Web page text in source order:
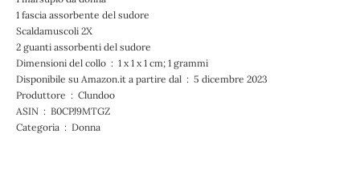
1 fascia assorbente del sudore
Scaldamuscoli 2X
2 guanti assorbenti del sudore
Dimensioni del collo ‏ : ‎ 1 x 1 x 1 cm; 1 grammi
Disponibile su Amazon.it a partire dal ‏ : ‎ 5 dicembre 2023
Produttore ‏ : ‎ Clundoo
ASIN ‏ : ‎ B0CPJ9MTGZ
Categoria ‏ : ‎ Donna